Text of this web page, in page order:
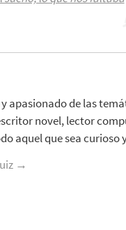
apasionado de las
novel, lector
aquel que sea curioso
→